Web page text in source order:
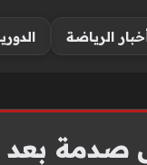
الرياضة
صدمة